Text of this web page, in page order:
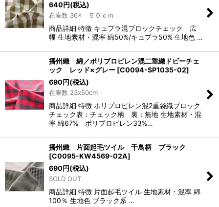
640円(税込)
在庫数 36× ５０ｃｍ
商品詳細 特徴 キュプラ混ブロックチェック 広
幅 生地素材・混率 綿50%/キュプラ50% 生地色 …
播州織 綿／ポリプロピレン混二重織ドビーチェ
ック レッド×グレー [C0094-SP1035-02]
690円(税込)
在庫数 23x50cm
商品詳細 特徴 ポリプロピレン混2重袋織ブロック
チェック表：チェック柄 裏：無地 生地素材・混
率 綿67% ポリプロピレン33%…
播州織 片面起毛ツイル 千鳥柄 ブラック
[C0095-KW4569-02A]
690円(税込)
SOLD OUT
商品詳細 特徴 片面起毛ツイル 生地素材・混率 綿
100％ 生地色 ブラック系 …